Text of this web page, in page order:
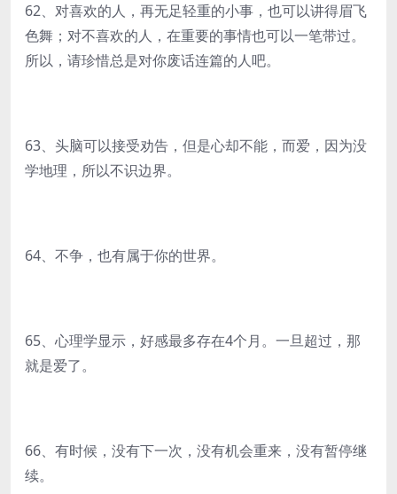
62、对喜欢的人，再无足轻重的小事，也可以讲得眉飞
色舞；对不喜欢的人，在重要的事情也可以一笔带过。
所以，请珍惜总是对你废话连篇的人吧。
63、头脑可以接受劝告，但是心却不能，而爱，因为没
学地理，所以不识边界。
64、不争，也有属于你的世界。
65、心理学显示，好感最多存在4个月。一旦超过，那
就是爱了。
66、有时候，没有下一次，没有机会重来，没有暂停继
续。